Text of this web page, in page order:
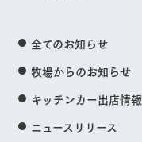
全てのお知らせ
牧場からのお知らせ
キッチンカー出店情報
ニュースリリース